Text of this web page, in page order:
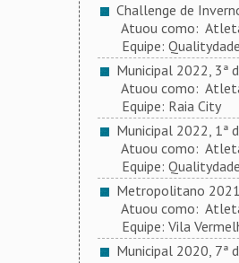
Challenge de
Atuou como:
Equipe: Qualitydade
Municipal 2022, 3ª
Atuou como:
Equipe: Raia City
Municipal 2022, 1ª
Atuou como:
Equipe: Qualitydade
Metropolitano
Atuou como:
Equipe: Vila
Municipal 2020, 7ª